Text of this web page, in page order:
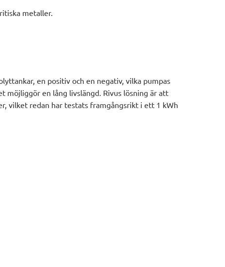
metaller.
en positiv och en negativ, vilka pumpas
möjliggör en lång livslängd. Rivus lösning är att
vilket redan har testats framgångsrikt i ett 1 kWh